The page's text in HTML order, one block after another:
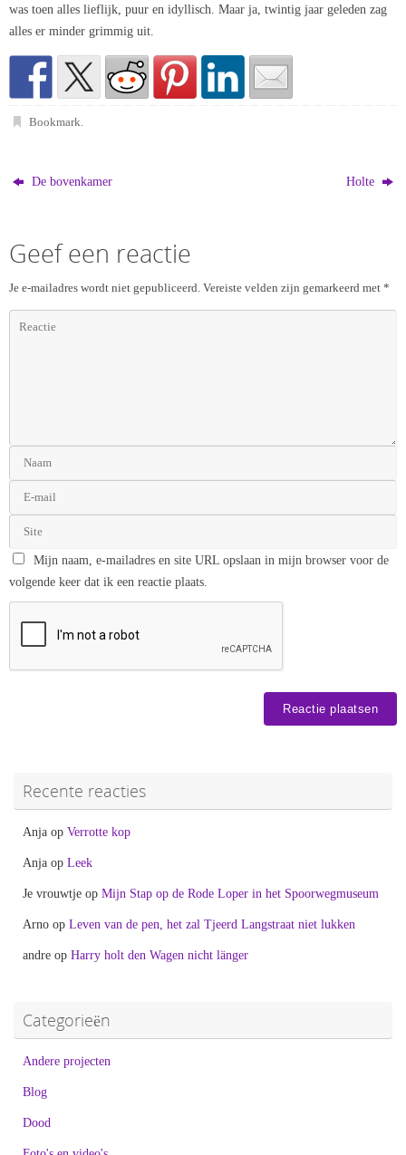
was toen alles lieflijk, puur en idyllisch. Maar ja, twintig jaar geleden zag
alles er minder grimmig uit.
Bookmark.
De bovenkamer Holte
Geef een reactie
Je e-mailadres wordt niet gepubliceerd. Vereiste velden zijn gemarkeerd met *
Mijn naam, e-mailadres en site URL opslaan in mijn browser voor de
volgende keer dat ik een reactie plaats.
Recente reacties
Anja op Verrotte kop
Anja op Leek
Je vrouwtje op Mijn Stap op de Rode Loper in het Spoorwegmuseum
Arno op Leven van de pen, het zal Tjeerd Langstraat niet lukken
andre op Harry holt den Wagen nicht länger
Categorieën
Andere projecten
Blog
Dood